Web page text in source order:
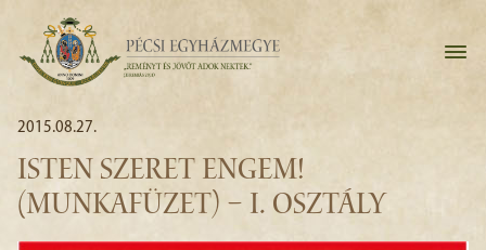
2015.08.27.
ISTEN SZERET ENGEM!
(MUNKAFÜZET) – I. OSZTÁLY